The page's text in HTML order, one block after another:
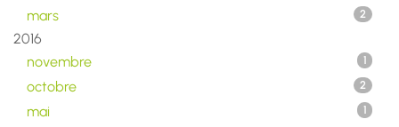
mars 2
2016
novembre
1
octobre 2
mai 1